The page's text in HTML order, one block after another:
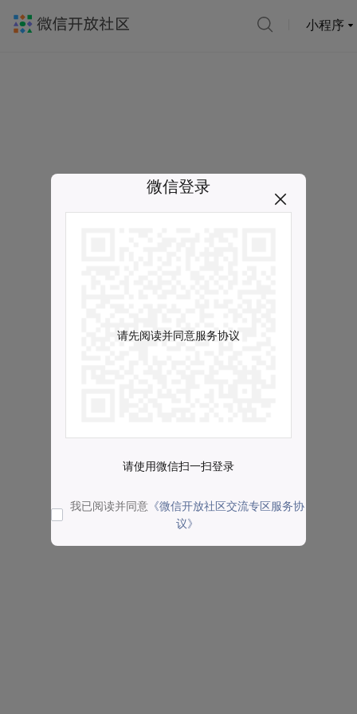
小程序
微信登录
请先阅读并同意服务协议
请使用微信扫一扫登录
我已阅读并同意 《微信开放社区交流专区服务协
议》